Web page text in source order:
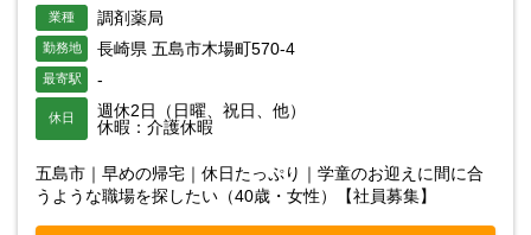
業種 調剤薬局
勤務地 長崎県 五島市木場町570-4
最寄駅 -
休日
週休2日（日曜、祝日、他）
休暇：介護休暇
五島市｜早めの帰宅｜休日たっぷり｜学童のお迎えに間に合
うような職場を探したい（40歳・女性）【社員募集】